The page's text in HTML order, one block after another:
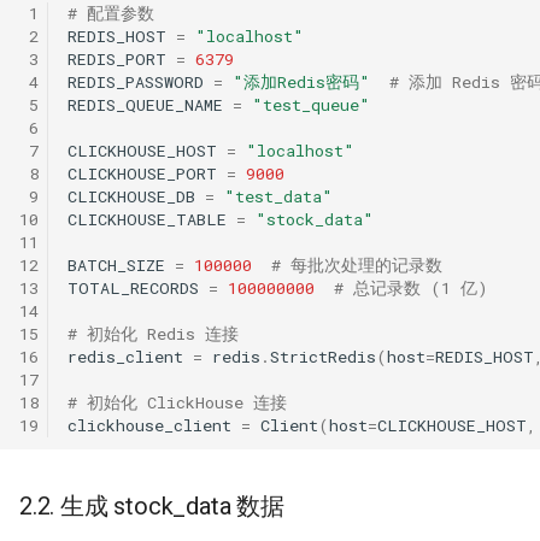
1
2
3
4
5
6
7
8
9
10
11
12
13
14
15
16
17
18
19
# 配置参数
REDIS_HOST =
"localhost"
REDIS_PORT = 6379
REDIS_PASSWORD = "添加Redis密码"
# 添加 Redis 密
REDIS_QUEUE_NAME = "test_queue"
CLICKHOUSE_HOST =
"localhost"
CLICKHOUSE_PORT = 9000
CLICKHOUSE_DB =
"test_data"
CLICKHOUSE_TABLE = "stock_data"
BATCH_SIZE = 100000
# 每批次处理的记录数
TOTAL_RECORDS = 100000000 # 总记录数 (1 亿)
# 初始化 Redis 连接
redis_client = redis .StrictRedis(host=REDIS_HOST
# 初始化 ClickHouse 连接
clickhouse_client = Client(host=CLICKHOUSE_HOST
2.2. 生成 stock_data 数据